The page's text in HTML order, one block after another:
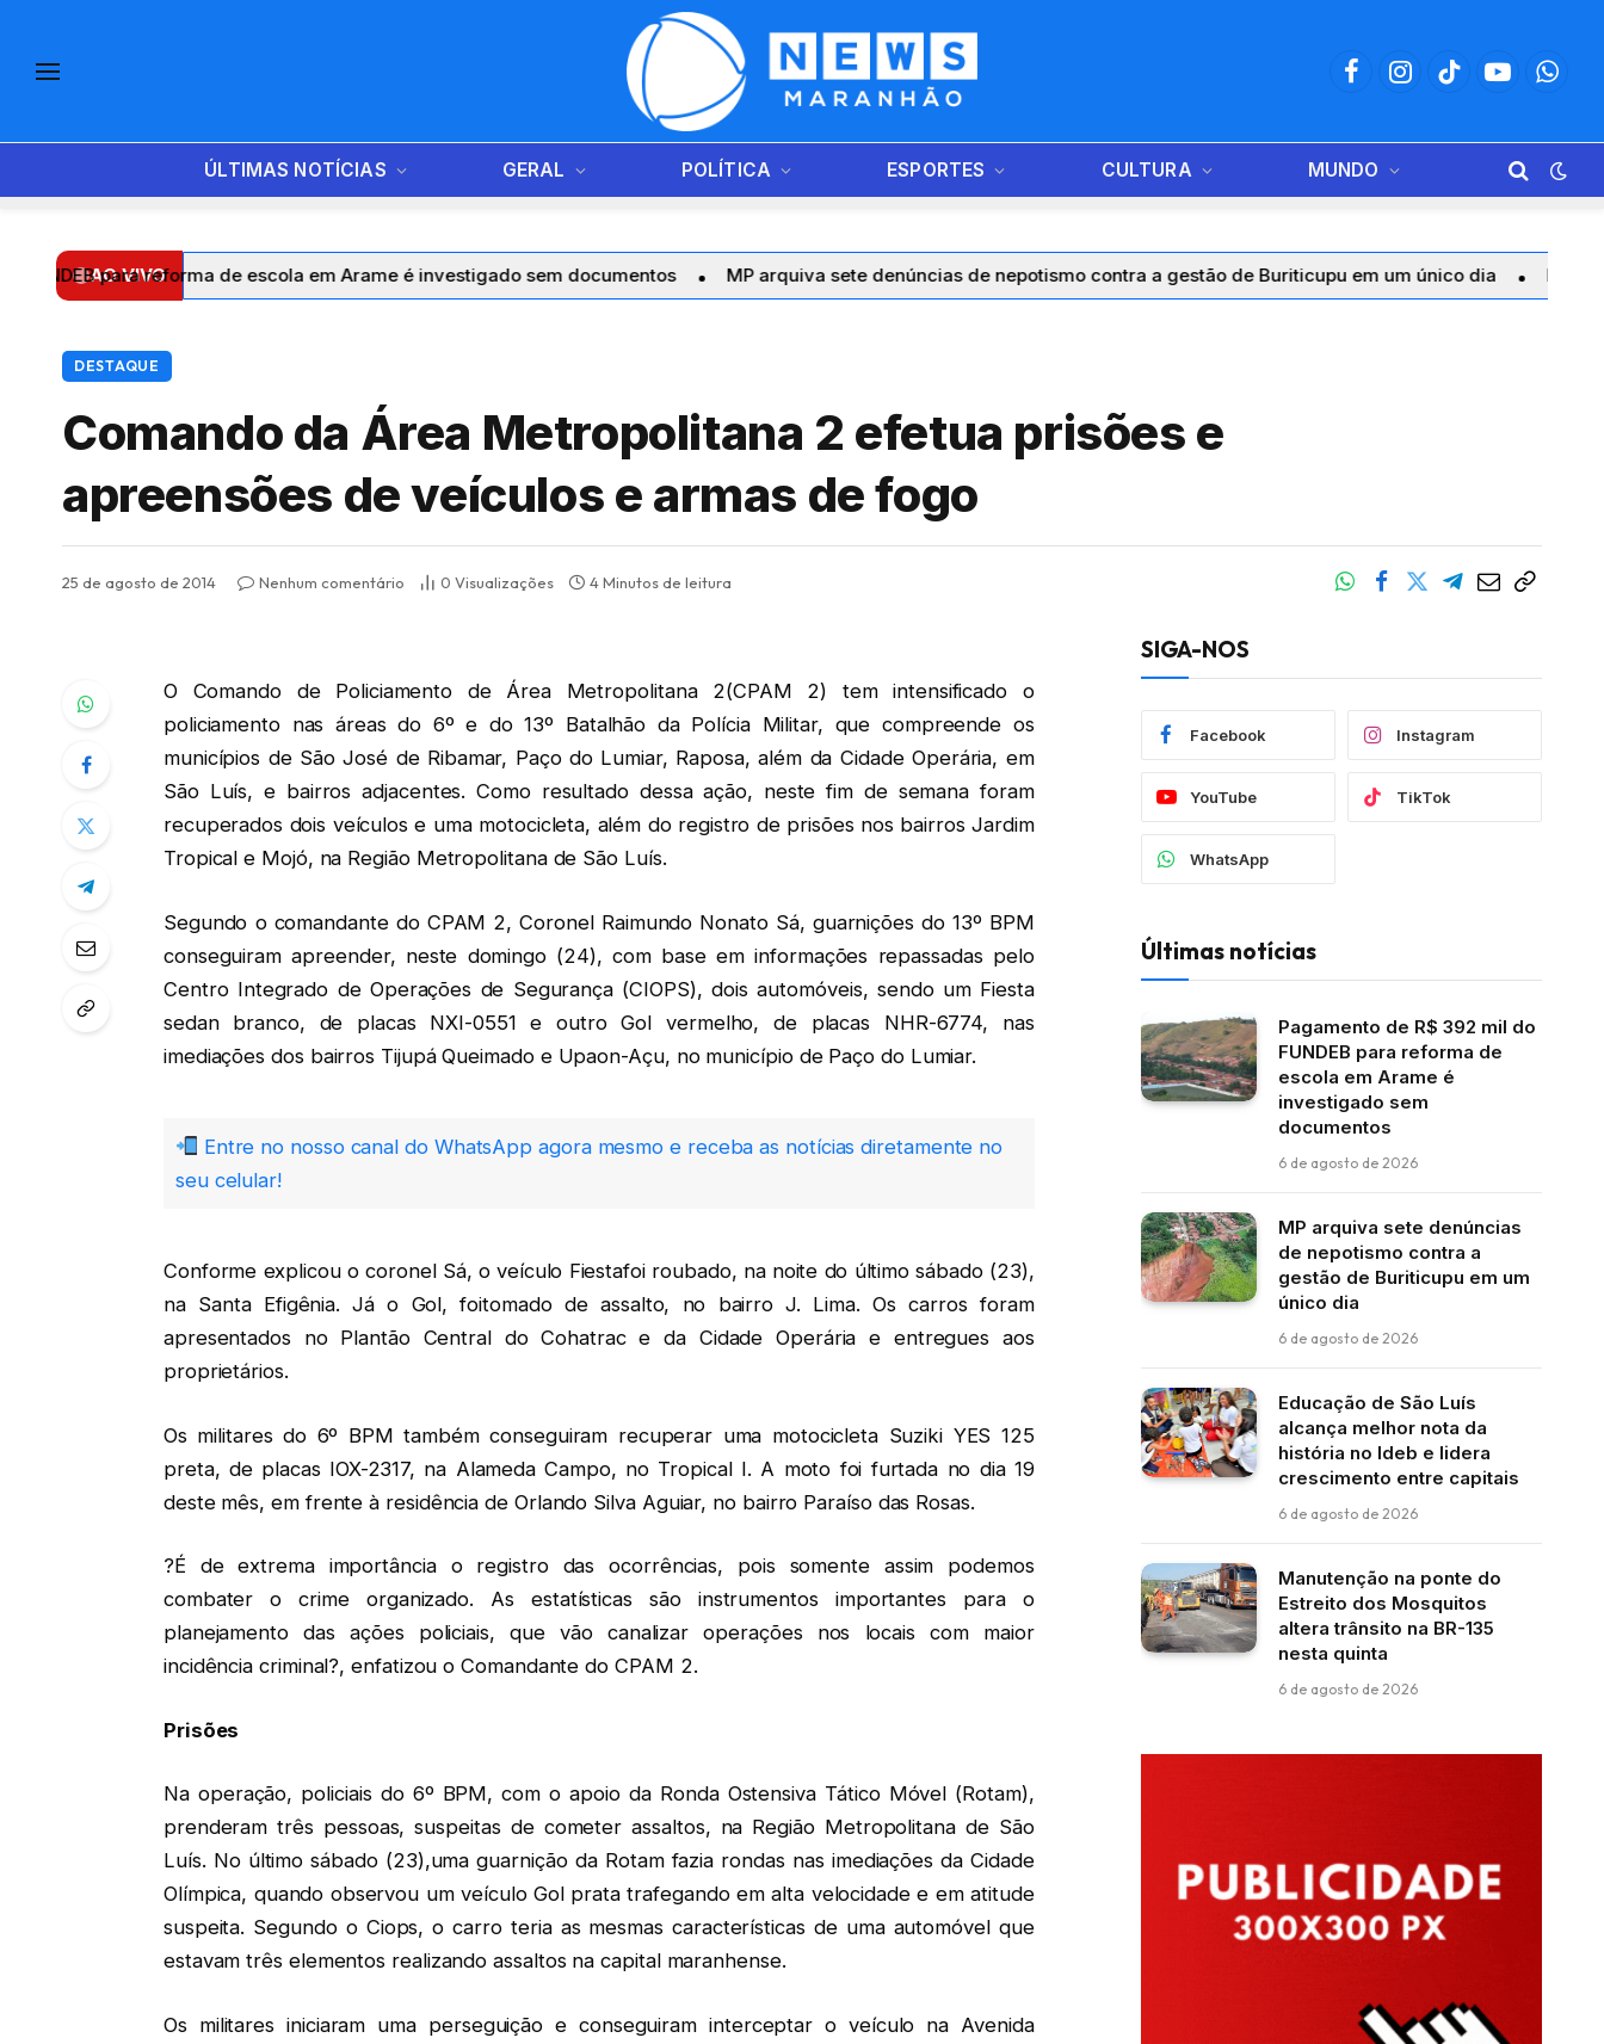
FacebookInstagramTikTokYouTube
ÚLTIMAS NOTÍCIAS GERAL POLÍTICA ESPORTES CULTURA MUNDO
AO VIVO
reforma de escola em Arame é investigado sem documentos MP arquiva sete denúncias de nepotismo contra a gestão de Buriticupu em um único dia Educação de São
DESTAQUE
Comando da Área Metropolitana 2 efetua prisões e
apreensões de veículos e armas de fogo
25 de agosto de 2014 Nenhum comentário 0 Visualizações 4 Minutos de leitura
O Comando de Policiamento de Área Metropolitana 2(CPAM 2) tem intensificado o
policiamento nas áreas do 6º e do 13º Batalhão da Polícia Militar, que compreende os
municípios de São José de Ribamar, Paço do Lumiar, Raposa, além da Cidade Operária, em
São Luís, e bairros adjacentes. Como resultado dessa ação, neste fim de semana foram
recuperados dois veículos e uma motocicleta, além do registro de prisões nos bairros Jardim
Tropical e Mojó, na Região Metropolitana de São Luís.
Segundo o comandante do CPAM 2, Coronel Raimundo Nonato Sá, guarnições do 13º BPM
conseguiram apreender, neste domingo (24), com base em informações repassadas pelo
Centro Integrado de Operações de Segurança (CIOPS), dois automóveis, sendo um Fiesta
sedan branco, de placas NXI-0551 e outro Gol vermelho, de placas NHR-6774, nas
imediações dos bairros Tijupá Queimado e Upaon-Açu, no município de Paço do Lumiar.
Entre no nosso canal do WhatsApp agora mesmo e receba as notícias diretamente no
seu celular!
Conforme explicou o coronel Sá, o veículo Fiestafoi roubado, na noite do último sábado (23),
na Santa Efigênia. Já o Gol, foitomado de assalto, no bairro J. Lima. Os carros foram
apresentados no Plantão Central do Cohatrac e da Cidade Operária e entregues aos
proprietários.
Os militares do 6º BPM também conseguiram recuperar uma motocicleta Suziki YES 125
preta, de placas IOX-2317, na Alameda Campo, no Tropical I. A moto foi furtada no dia 19
deste mês, em frente à residência de Orlando Silva Aguiar, no bairro Paraíso das Rosas.
?É de extrema importância o registro das ocorrências, pois somente assim podemos
combater o crime organizado. As estatísticas são instrumentos importantes para o
planejamento das ações policiais, que vão canalizar operações nos locais com maior
incidência criminal?, enfatizou o Comandante do CPAM 2.
Prisões
Na operação, policiais do 6º BPM, com o apoio da Ronda Ostensiva Tático Móvel (Rotam),
prenderam três pessoas, suspeitas de cometer assaltos, na Região Metropolitana de São
Luís. No último sábado (23),uma guarnição da Rotam fazia rondas nas imediações da Cidade
Olímpica, quando observou um veículo Gol prata trafegando em alta velocidade e em atitude
suspeita. Segundo o Ciops, o carro teria as mesmas características de uma automóvel que
estavam três elementos realizando assaltos na capital maranhense.
Os militares iniciaram uma perseguição e conseguiram interceptar o veículo na Avenida
SIGA-NOS
Facebook Instagram
YouTube TikTok
WhatsApp
Últimas notícias
Pagamento de R$ 392 mil do
FUNDEB para reforma de
escola em Arame é
investigado sem
documentos
6 de agosto de 2026
MP arquiva sete denúncias
de nepotismo contra a
gestão de Buriticupu em um
único dia
6 de agosto de 2026
Educação de São Luís
alcança melhor nota da
história no Ideb e lidera
crescimento entre capitais
6 de agosto de 2026
Manutenção na ponte do
Estreito dos Mosquitos
altera trânsito na BR-135
nesta quinta
6 de agosto de 2026